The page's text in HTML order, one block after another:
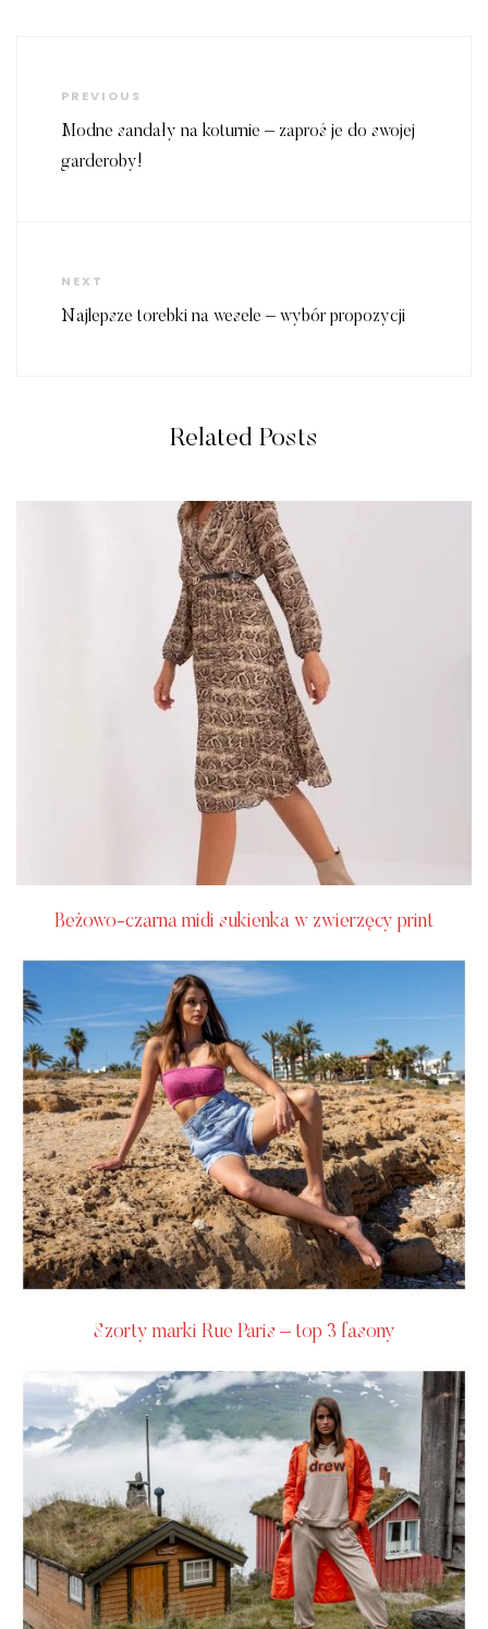
wpisu
Previous
Post
PREVIOUS
Modne sandały na koturnie – zaproś je do swojej
garderoby!
Next
Post
NEXT
Najlepsze torebki na wesele – wybór propozycji
Related Posts
Beżowo-czarna midi sukienka w zwierzęcy print
Szorty marki Rue Paris – top 3 fasony